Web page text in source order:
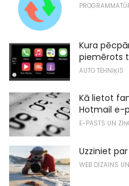
Kura
piemērots
AUTO TEHNIĶIS
Kā lietot
Hotmail e-
E-PASTS UN
Uzziniet
WEB DIZAINS